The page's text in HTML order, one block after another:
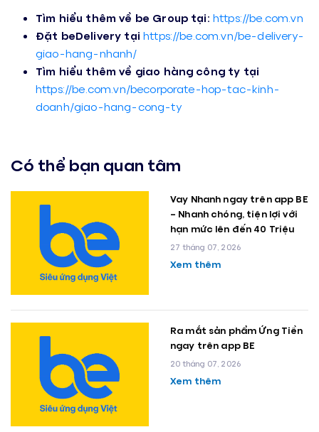
Tìm hiểu thêm về be Group tại: https://be.com.vn
Đặt beDelivery tạihttps://be.com.vn/be-delivery-
giao-hang-nhanh/
Tìm hiểu thêm về giao hàng công ty tại
https://be.com.vn/becorporate-hop-tac-kinh-
doanh/giao-hang-cong-ty
Có thể bạn quan tâm
Vay Nhanh ngay trên app BE
– Nhanh chóng, tiện lợi với
hạn mức lên đến 40 Triệu
27 tháng 07, 2026
Xem thêm
Ra mắt sản phẩm Ứng Tiền
ngay trên app BE
20 tháng 07, 2026
Xem thêm